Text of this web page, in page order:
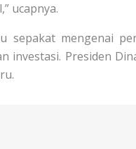
ucapnya.
sepakat mengenai
investasi. Presiden